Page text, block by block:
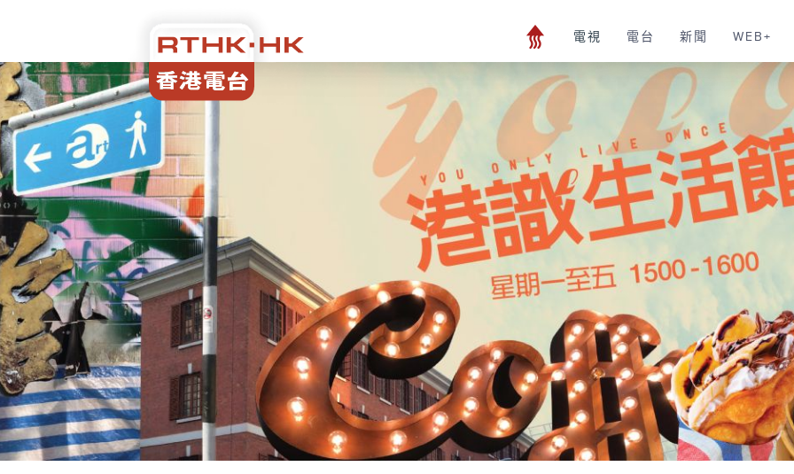
電視 電台 新聞 WEB+